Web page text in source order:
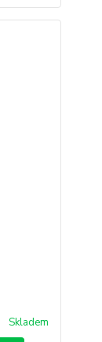
Skladem